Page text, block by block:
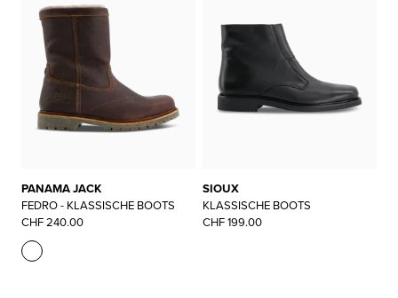
FEDRO - KLASSISCHE BOOTS
PANAMA JACK
CHF 240.00
KLASSISCHE BOOTS
SIOUX
CHF 199.00